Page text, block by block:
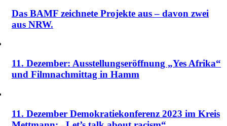
Das BAMF zeichnete Projekte aus – davon zwei
aus NRW.
11. Dezember: Ausstellungseröffnung „Yes Afrika“
und Filmnachmittag in Hamm
11. Dezember Demokratiekonferenz 2023 im Kreis